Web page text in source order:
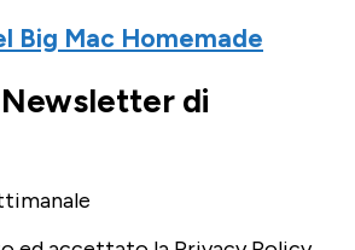
Big Mac Homemade
di